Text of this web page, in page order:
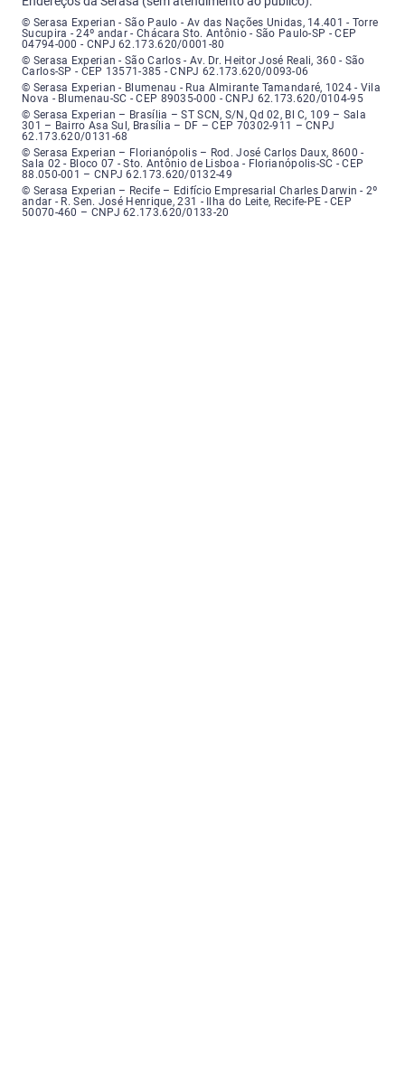
Serasa Experian - São Paulo - Endereço: Avenida das Nações Unidas,
© Serasa Experian - São Paulo - Av das Nações Unidas, 14.401 - Torre
Sucupira - 24º andar - Chácara Sto. Antônio - São Paulo-SP - CEP
04794-000 - CNPJ 62.173.620/0001-80
Serasa Experian - São Carlos - Endereço: Avenida Doutor Heitor José
© Serasa Experian - São Carlos - Av. Dr. Heitor José Reali, 360 - São
Carlos-SP - CEP 13571-385 - CNPJ 62.173.620/0093-06
Serasa Experian - Blumenau - Endereço: Rua Almirante Tamandaré,
© Serasa Experian - Blumenau - Rua Almirante Tamandaré, 1024 - Vila
Nova - Blumenau-SC - CEP 89035-000 - CNPJ 62.173.620/0104-95
Serasa Experian - Brasília, Endereço: Setor Comercial Norte, sem
© Serasa Experian – Brasília – ST SCN, S/N, Qd 02, Bl C, 109 – Sala
301 – Bairro Asa Sul, Brasília – DF – CEP 70302-911 – CNPJ
62.173.620/0131-68
Serasa Experian - Florianópolis, Endereço: Rodovia José Carlos, número
© Serasa Experian – Florianópolis – Rod. José Carlos Daux, 8600 -
Sala 02 - Bloco 07 - Sto. Antônio de Lisboa - Florianópolis-SC - CEP
88.050-001 – CNPJ 62.173.620/0132-49
Serasa Experian - Recife, Endereço: Edifício Empresarial Charles Darwin,
© Serasa Experian – Recife – Edifício Empresarial Charles Darwin - 2º
andar - R. Sen. José Henrique, 231 - Ilha do Leite, Recife-PE - CEP
50070-460 – CNPJ 62.173.620/0133-20